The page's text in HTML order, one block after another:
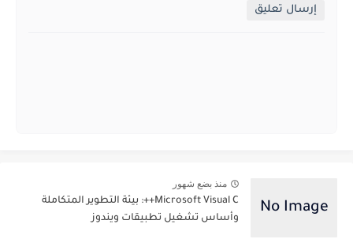
إرسال تعليق
منذ بضع شهور
Microsoft Visual C++: بيئة التطوير المتكاملة
وأساس تشغيل تطبيقات ويندوز